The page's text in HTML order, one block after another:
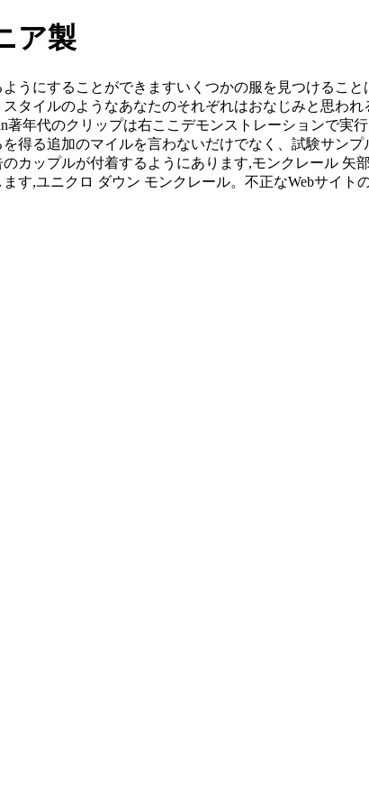
ア製
うにすることができますいくつかの服を見つけるこ
タイルのようなあなたのそれぞれはおなじみと思わ
著年代のクリップは右ここデモンストレーションで
得る追加のマイルを言わないだけでなく、試験サン
カップルが付着するようにあります,モンクレール
す,ユニクロ ダウン モンクレール。不正なWebサイト